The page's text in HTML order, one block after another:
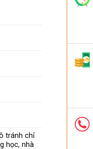
tránh chỉ
học, nhà